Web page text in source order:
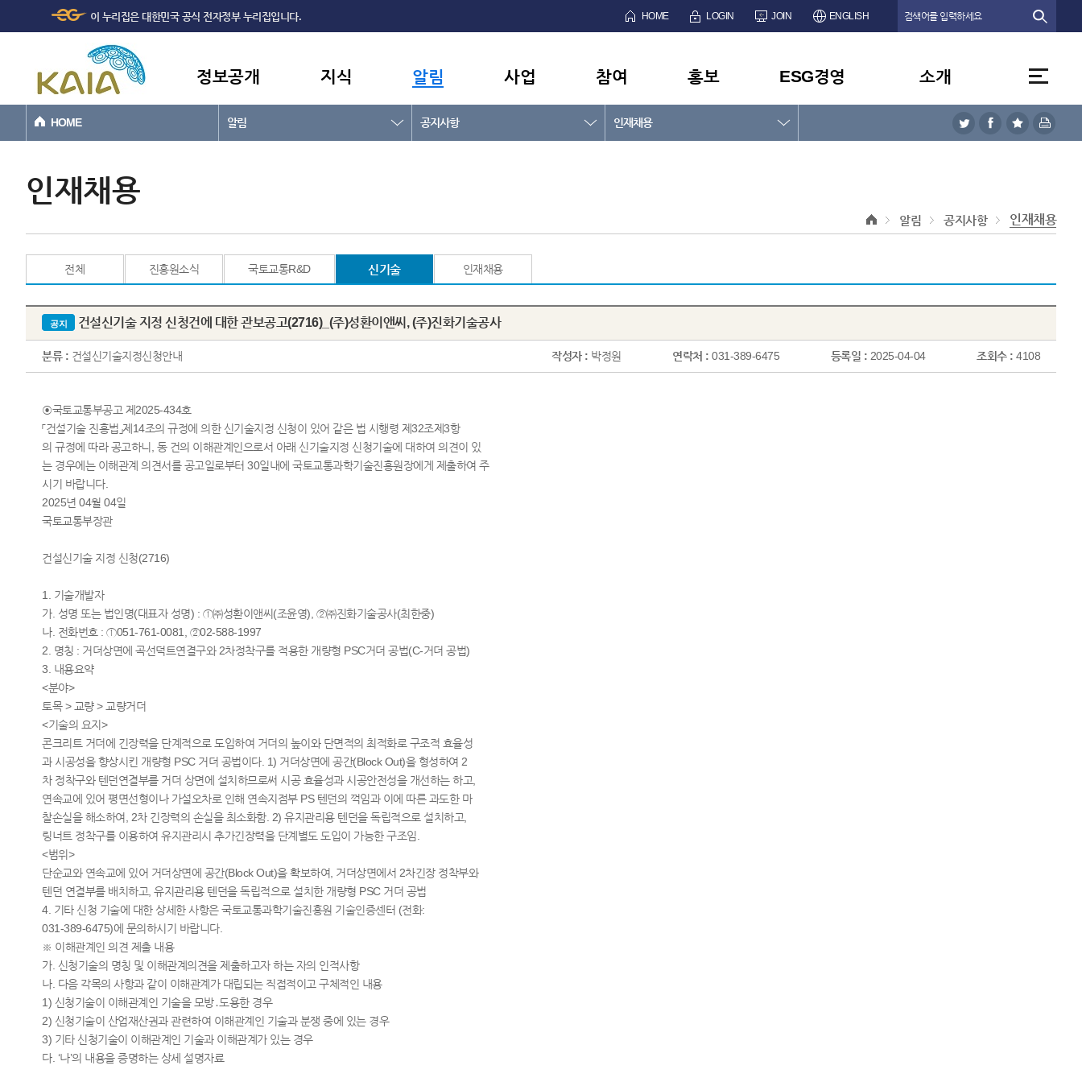
본문바로가기
이 누리집은 대한민국 공식 전자정부 누리집입니다. HOME LOGIN JOIN ENGLISH
정보공개 지식 알림 사업 참여 홍보 ESG경영 소개
HOME 알림 공지사항 인재채용
인재채용
알림 공지사항 인재채용
전체 진흥원소식 국토교통R&D 신기술 인재채용
공지 건설신기술 지정 신청건에 대한 관보공고(2716)_(주)성환이앤씨, (주)진화기술공사
분류 : 건설신기술지정신청안내 작성자 : 박정원 연락처 : 031-389-6475 등록일 : 2025-04-04 조회수 : 4108
◉국토교통부공고 제2025-434호
「건설기술 진흥법」제14조의 규정에 의한 신기술지정 신청이 있어 같은 법 시행령 제32조제3항
의 규정에 따라 공고하니, 동 건의 이해관계인으로서 아래 신기술지정 신청기술에 대하여 의견이 있
는 경우에는 이해관계 의견서를 공고일로부터 30일내에 국토교통과학기술진흥원장에게 제출하여 주
시기 바랍니다.
2025년 04월 04일
국토교통부장관
건설신기술 지정 신청(2716)
1. 기술개발자
가. 성명 또는 법인명(대표자 성명) : ①㈜성환이앤씨(조윤영), ②㈜진화기술공사(최한중)
나. 전화번호 : ①051-761-0081, ②02-588-1997
2. 명칭 : 거더상면에 곡선덕트연결구와 2차정착구를 적용한 개량형 PSC거더 공법(C-거더 공법)
3. 내용요약
<분야>
토목 > 교량 > 교량거더
<기술의 요지>
콘크리트 거더에 긴장력을 단계적으로 도입하여 거더의 높이와 단면적의 최적화로 구조적 효율성
과 시공성을 향상시킨 개량형 PSC 거더 공법이다. 1) 거더상면에 공간(Block Out)을 형성하여 2
차 정착구와 텐던연결부를 거더 상면에 설치하므로써 시공 효율성과 시공안전성을 개선하는 하고,
연속교에 있어 평면선형이나 가설오차로 인해 연속지점부 PS 텐던의 꺽임과 이에 따른 과도한 마
찰손실을 해소하여, 2차 긴장력의 손실을 최소화함. 2) 유지관리용 텐던을 독립적으로 설치하고,
링너트 정착구를 이용하여 유지관리시 추가긴장력을 단계별도 도입이 가능한 구조임.
<범위>
단순교와 연속교에 있어 거더상면에 공간(Block Out)을 확보하여, 거더상면에서 2차긴장 정착부와
텐던 연결부를 배치하고, 유지관리용 텐던을 독립적으로 설치한 개량형 PSC 거더 공법
4. 기타 신청 기술에 대한 상세한 사항은 국토교통과학기술진흥원 기술인증센터 (전화:
031-389-6475)에 문의하시기 바랍니다.
※ 이해관계인 의견 제출 내용
가. 신청기술의 명칭 및 이해관계의견을 제출하고자 하는 자의 인적사항
나. 다음 각목의 사항과 같이 이해관계가 대립되는 직접적이고 구체적인 내용
1) 신청기술이 이해관계인 기술을 모방․도용한 경우
2) 신청기술이 산업재산권과 관련하여 이해관계인 기술과 분쟁 중에 있는 경우
3) 기타 신청기술이 이해관계인 기술과 이해관계가 있는 경우
다. ‘나’의 내용을 증명하는 상세 설명자료​